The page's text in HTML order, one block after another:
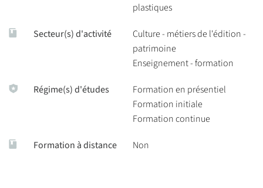
Présentation en vidéo de la formation :
https://drive.google.com/file/d/
plastiques
Secteur(s) d'activité
Culture - métiers de l'édition -
patrimoine
Enseignement - formation
Régime(s) d'études
Formation en présentiel
Formation initiale
Formation continue
Formation à distance Non